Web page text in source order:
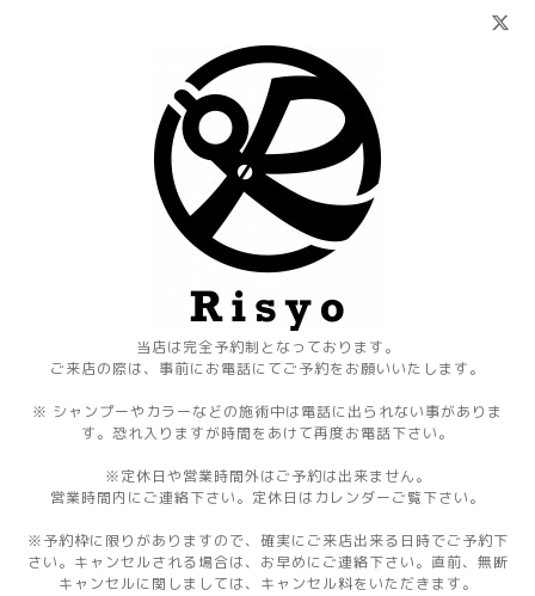
当店は完全予約制となっております。
ご来店の際は、事前にお電話にてご予約をお願いいたします。
※ シャンプーやカラーなどの施術中は電話に出られない事がありま
す。恐れ入りますが時間をあけて再度お電話下さい。
※定休日や営業時間外はご予約は出来ません。
営業時間内にご連絡下さい。定休日はカレンダーご覧下さい。
※予約枠に限りがありますので、確実にご来店出来る日時でご予約下
さい。キャンセルされる場合は、お早めにご連絡下さい。直前、無断
キャンセルに関しましては、キャンセル料をいただきます。